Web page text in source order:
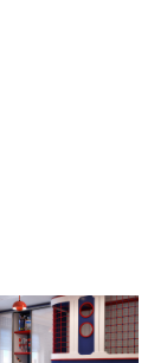
in red and blue